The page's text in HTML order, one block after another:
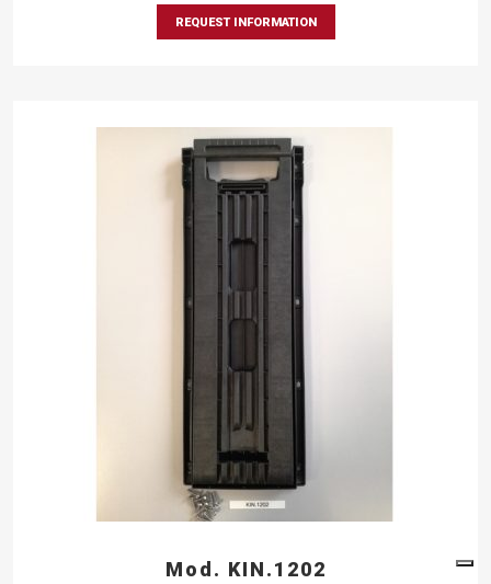
REQUEST INFORMATION
Mod. KIN.1202